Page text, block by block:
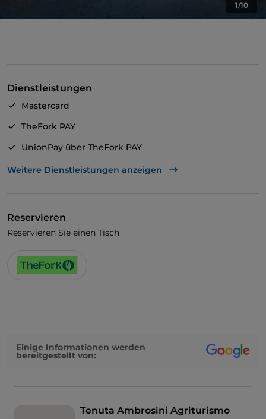
1/10
Dienstleistungen
Mastercard
TheFork PAY
UnionPay über TheFork PAY
Visa
Es wird Deutsch gesprochen
Kindermenü
Weitere Dienstleistungen anzeigen
Reservieren
Reservieren Sie einen Tisch
Einige Informationen werden
bereitgestellt von:
Tenuta Ambrosini Agriturismo